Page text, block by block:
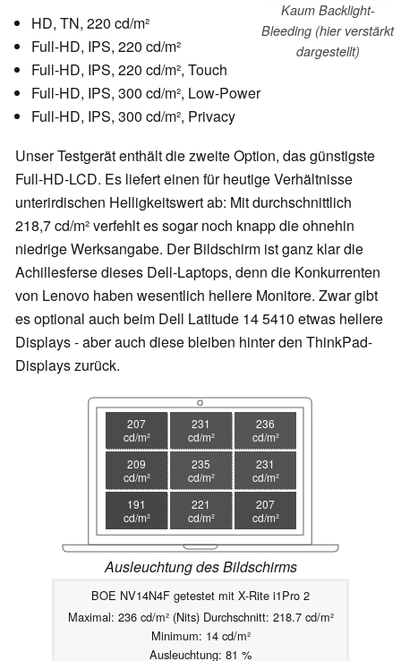
Kaum Backlight-
Bleeding (hier verstärkt
dargestellt)
HD, TN, 220 cd/m²
Full-HD, IPS, 220 cd/m²
Full-HD, IPS, 220 cd/m², Touch
Full-HD, IPS, 300 cd/m², Low-Power
Full-HD, IPS, 300 cd/m², Privacy
Unser Testgerät enthält die zweite Option, das günstigste
Full-HD-LCD. Es liefert einen für heutige Verhältnisse
unterirdischen Helligkeitswert ab: Mit durchschnittlich
218,7 cd/m² verfehlt es sogar noch knapp die ohnehin
niedrige Werksangabe. Der Bildschirm ist ganz klar die
Achillesferse dieses Dell-Laptops, denn die Konkurrenten
von Lenovo haben wesentlich hellere Monitore. Zwar gibt
es optional auch beim Dell Latitude 14 5410 etwas hellere
Displays - aber auch diese bleiben hinter den ThinkPad-
Displays zurück.
207
cd/m²
231
cd/m²
236
cd/m²
209
cd/m²
235
cd/m²
231
cd/m²
191
cd/m²
221
cd/m²
207
cd/m²
Ausleuchtung des Bildschirms
BOE NV14N4F getestet mit X-Rite i1Pro 2
Maximal: 236 cd/m² (Nits) Durchschnitt: 218.7 cd/m²
Minimum: 14 cd/m²
Ausleuchtung: 81 %